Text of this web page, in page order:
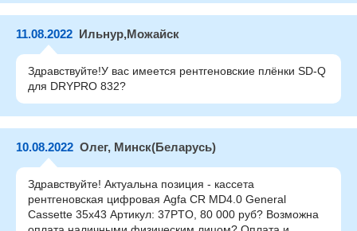
11.08.2022 Ильнур,Можайск
Здравствуйте!У вас имеется рентгеновские плёнки SD-Q
для DRYPRO 832?
10.08.2022 Олег, Минск(Беларусь)
Здравствуйте! Актуальна позиция - кассета
рентгеновская цифровая Agfa CR MD4.0 General
Cassette 35x43 Артикул: 37PTO, 80 000 руб? Возможна